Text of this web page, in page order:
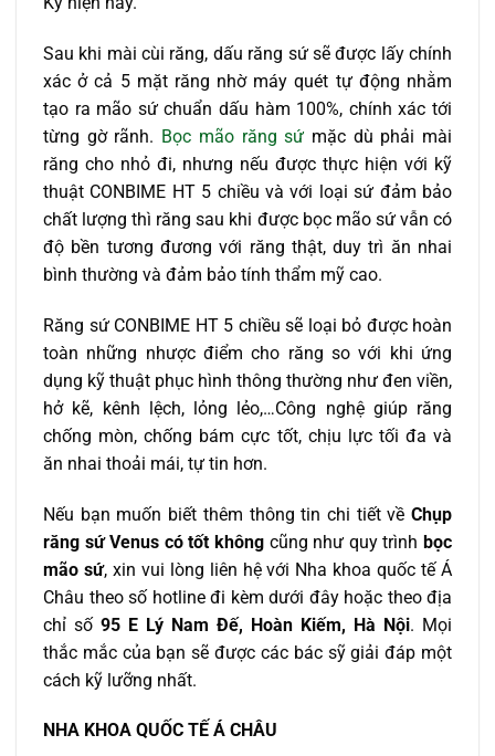
Sau khi mài cùi răng, dấu răng sứ sẽ được lấy chính
xác ở cả 5 mặt răng nhờ máy quét tự động nhằm
tạo ra mão sứ chuẩn dấu hàm 100%, chính xác tới
từng gờ rãnh. Bọc mão răng sứ mặc dù phải mài
răng cho nhỏ đi, nhưng nếu được thực hiện với kỹ
thuật CONBIME HT 5 chiều và với loại sứ đảm bảo
chất lượng thì răng sau khi được bọc mão sứ vẫn có
độ bền tương đương với răng thật, duy trì ăn nhai
bình thường và đảm bảo tính thẩm mỹ cao.
Răng sứ CONBIME HT 5 chiều sẽ loại bỏ được hoàn
toàn những nhược điểm cho răng so với khi ứng
dụng kỹ thuật phục hình thông thường như đen viền,
hở kẽ, kênh lệch, lỏng lẻo,…Công nghệ giúp răng
chống mòn, chống bám cực tốt, chịu lực tối đa và
ăn nhai thoải mái, tự tin hơn.
Nếu bạn muốn biết thêm thông tin chi tiết về Chụp
răng sứ Venus có tốt không cũng như quy trình bọc
mão sứ, xin vui lòng liên hệ với Nha khoa quốc tế Á
Châu theo số hotline đi kèm dưới đây hoặc theo địa
chỉ số 95 E Lý Nam Đế, Hoàn Kiếm, Hà Nội. Mọi
thắc mắc của bạn sẽ được các bác sỹ giải đáp một
cách kỹ lưỡng nhất.
NHA KHOA QUỐC TẾ Á CHÂU